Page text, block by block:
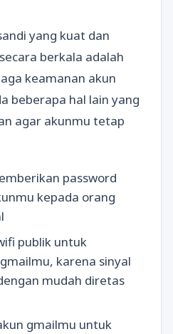
yang kuat dan
berkala adalah
keamanan akun
beberapa hal lain yang
agar akunmu tetap
password
kepada orang
publik untuk
karena sinyal
mudah diretas
gmailmu untuk